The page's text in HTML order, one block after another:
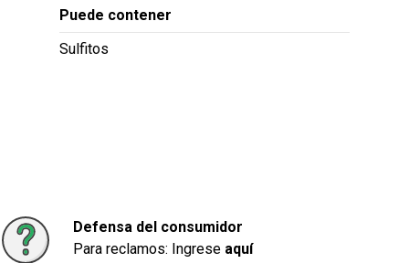
Puede contener
Sulfitos
Defensa del consumidor
Para reclamos: Ingrese aquí